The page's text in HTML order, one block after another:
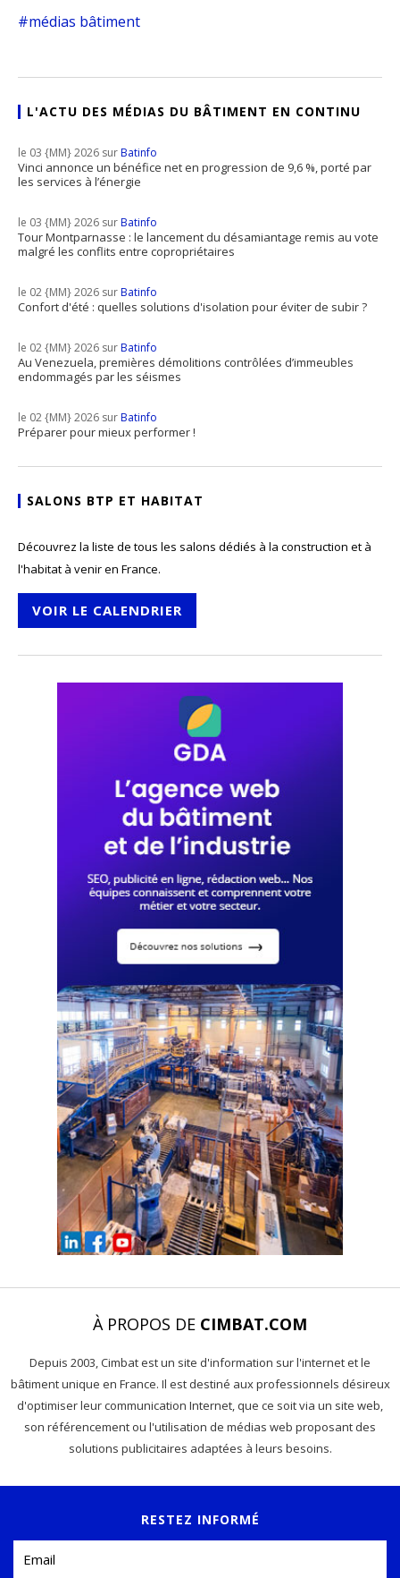
médias bâtiment
L'ACTU DES MÉDIAS DU BÂTIMENT EN CONTINU
le 03 {MM} 2026 surBatinfo
Vinci annonce un bénéfice net en progression de 9,6 %, porté par
les services à l’énergie
le 03 {MM} 2026 surBatinfo
Tour Montparnasse : le lancement du désamiantage remis au vote
malgré les conflits entre copropriétaires
le 02 {MM} 2026 surBatinfo
Confort d'été : quelles solutions d'isolation pour éviter de subir ?
le 02 {MM} 2026 surBatinfo
Au Venezuela, premières démolitions contrôlées d’immeubles
endommagés par les séismes
le 02 {MM} 2026 surBatinfo
Préparer pour mieux performer !
SALONS BTP ET HABITAT
Découvrez la liste de tous les salons dédiés à la construction et à
l'habitat à venir en France.
VOIR LE CALENDRIER
À PROPOS DE CIMBAT.COM
Depuis 2003, Cimbat est un site d'information sur l'internet et le
bâtiment unique en France. Il est destiné aux professionnels désireux
d'optimiser leur communication Internet, que ce soit via un site web,
son référencement ou l'utilisation de médias web proposant des
solutions publicitaires adaptées à leurs besoins.
RESTEZ INFORMÉ